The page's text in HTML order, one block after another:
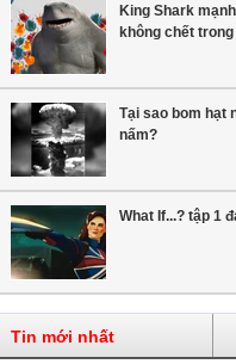
King Shark
không chết
Tại sao bom hạt
nấm?
What If...? tập 1
Tin mới nhất